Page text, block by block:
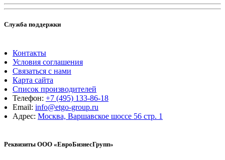
Служба поддержки
Контакты
Условия соглашения
Связаться с нами
Карта сайта
Список производителей
Телефон: +7 (495) 133-86-18
Email: info@etgo-group.ru
Адрес: Москва, Варшавское шоссе 56 стр. 1
Реквизиты ООО «ЕвроБизнесГрупп»